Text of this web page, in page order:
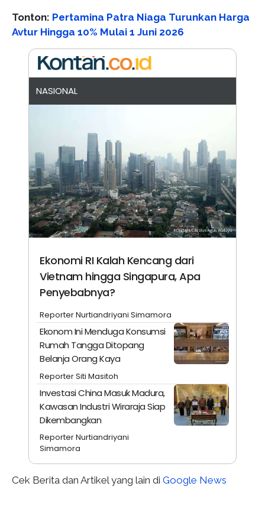
Tonton: Pertamina Patra Niaga Turunkan Harga
Avtur Hingga 10% Mulai 1 Juni 2026
NASIONAL
Ekonomi RI Kalah Kencang dari
Vietnam hingga Singapura, Apa
Penyebabnya?
Reporter Nurtiandriyani Simamora
Ekonom Ini Menduga Konsumsi
Rumah Tangga Ditopang
Belanja Orang Kaya
Reporter Siti Masitoh
Investasi China Masuk Madura,
Kawasan Industri Wiraraja Siap
Dikembangkan
Reporter Nurtiandriyani
Simamora
Cek Berita dan Artikel yang lain di Google News